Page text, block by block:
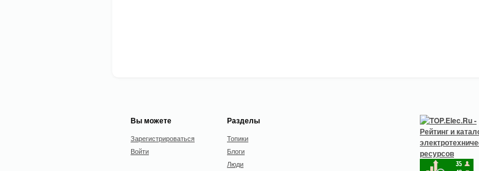
Вы можете
Зарегистрироваться
Войти
Разделы
Топики
Блоги
Люди